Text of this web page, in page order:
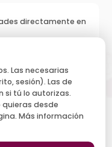
directamente en
el tratamiento de mi
. Puedo darme de baja
Las necesarias
sesión). Las de
si tú lo autorizas.
desde
Más información